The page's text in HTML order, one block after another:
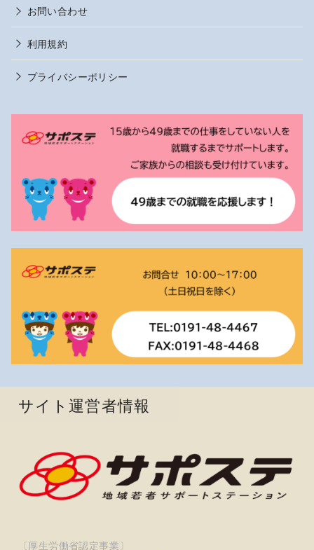
お問い合わせ
利用規約
プライバシーポリシー
サイト運営者情報